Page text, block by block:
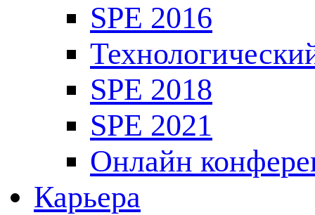
SPE 2016
SPE 2018
SPE 2021
Онлайн
Карьера